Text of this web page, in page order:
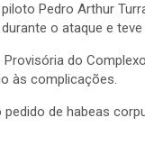
Pedro Arthur
o ataque e
do
às complicações.
de habeas